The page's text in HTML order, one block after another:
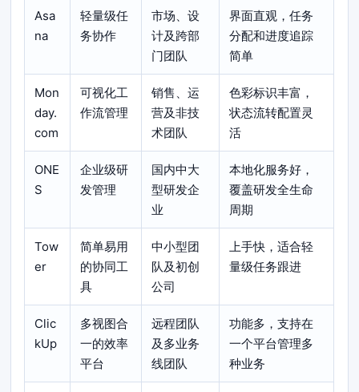
Asa
na
轻量级任
务协作
市场、设
计及跨部
门团队
界面直观，任务
分配和进度追踪
简单
Mon
day.
com
可视化工
作流管理
销售、运
营及非技
术团队
色彩标识丰富，
状态流转配置灵
活
ONE
S
企业级研
发管理
国内中大
型研发企
业
本地化服务好，
覆盖研发全生命
周期
Tow
er
简单易用
的协同工
具
中小型团
队及初创
公司
上手快，适合轻
量级任务跟进
Clic
kUp
多视图合
一的效率
平台
远程团队
及多业务
线团队
功能多，支持在
一个平台管理多
种业务